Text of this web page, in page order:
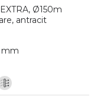
Ø150m
antracit
mm